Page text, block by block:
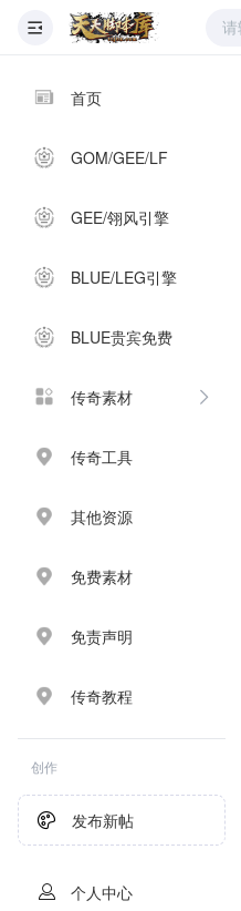
首页
GOM/GEE/LF
GEE/翎风引擎
BLUE/LEG引擎
BLUE贵宾免费
传奇素材
传奇工具
其他资源
免费素材
免责声明
传奇教程
创作
发布新帖
个人中心
Q920992345